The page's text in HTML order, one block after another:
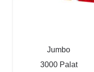
Jumbo
3000 Palat